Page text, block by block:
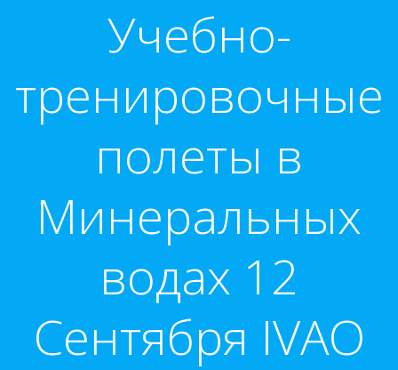
Учебно-
тренировочные
полеты в
Минеральных
водах 12
Сентября IVAO